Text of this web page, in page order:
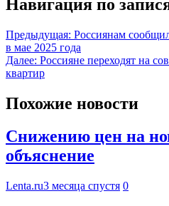
Навигация по
Предыдущая: Россиянам
в мае 2025 года
Далее: Россияне переходят на
квартир
Похожие новости
Снижению цен на
объяснение
Lenta.ru3 месяца спустя 0